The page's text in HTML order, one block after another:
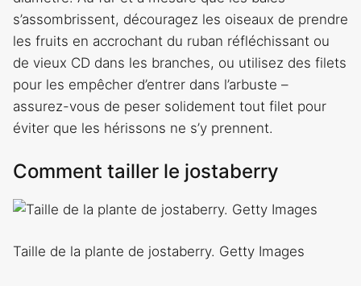
s’assombrissent, découragez les oiseaux de prendre
les fruits en accrochant du ruban réfléchissant ou
de vieux CD dans les branches, ou utilisez des filets
pour les empêcher d’entrer dans l’arbuste –
assurez-vous de peser solidement tout filet pour
éviter que les hérissons ne s’y prennent.
Comment tailler le jostaberry
Taille de la plante de jostaberry. Getty Images